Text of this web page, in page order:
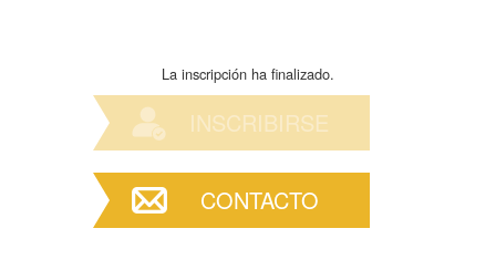
La inscripción ha finalizado.
INSCRIBIRSE
CONTACTO